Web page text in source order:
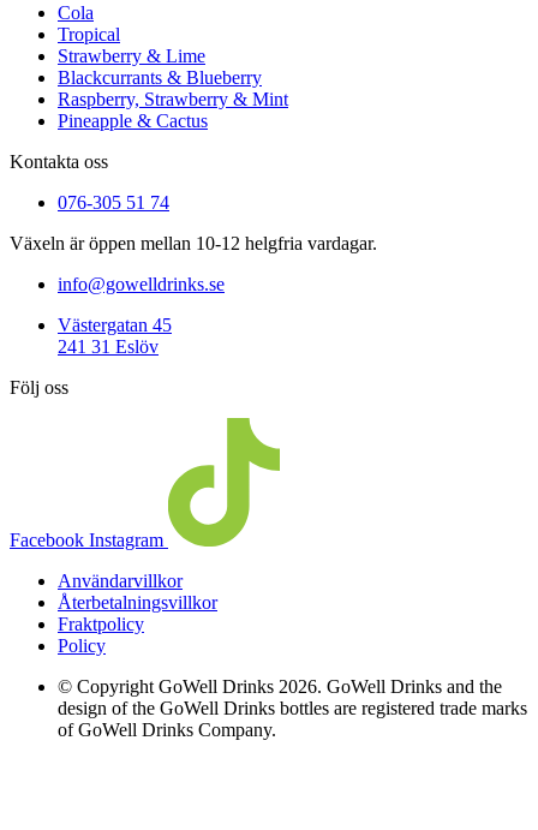
Cola
Tropical
Strawberry & Lime
Blackcurrants & Blueberry
Raspberry, Strawberry & Mint
Pineapple & Cactus
Kontakta oss
076-305 51 74
Växeln är öppen mellan 10-12 helgfria vardagar.
info@gowelldrinks.se
Västergatan 45
241 31 Eslöv
Följ oss
Facebook Instagram
Användarvillkor
Återbetalningsvillkor
Fraktpolicy
Policy
© Copyright GoWell Drinks 2026. GoWell Drinks and the
design of the GoWell Drinks bottles are registered trade marks
of GoWell Drinks Company.